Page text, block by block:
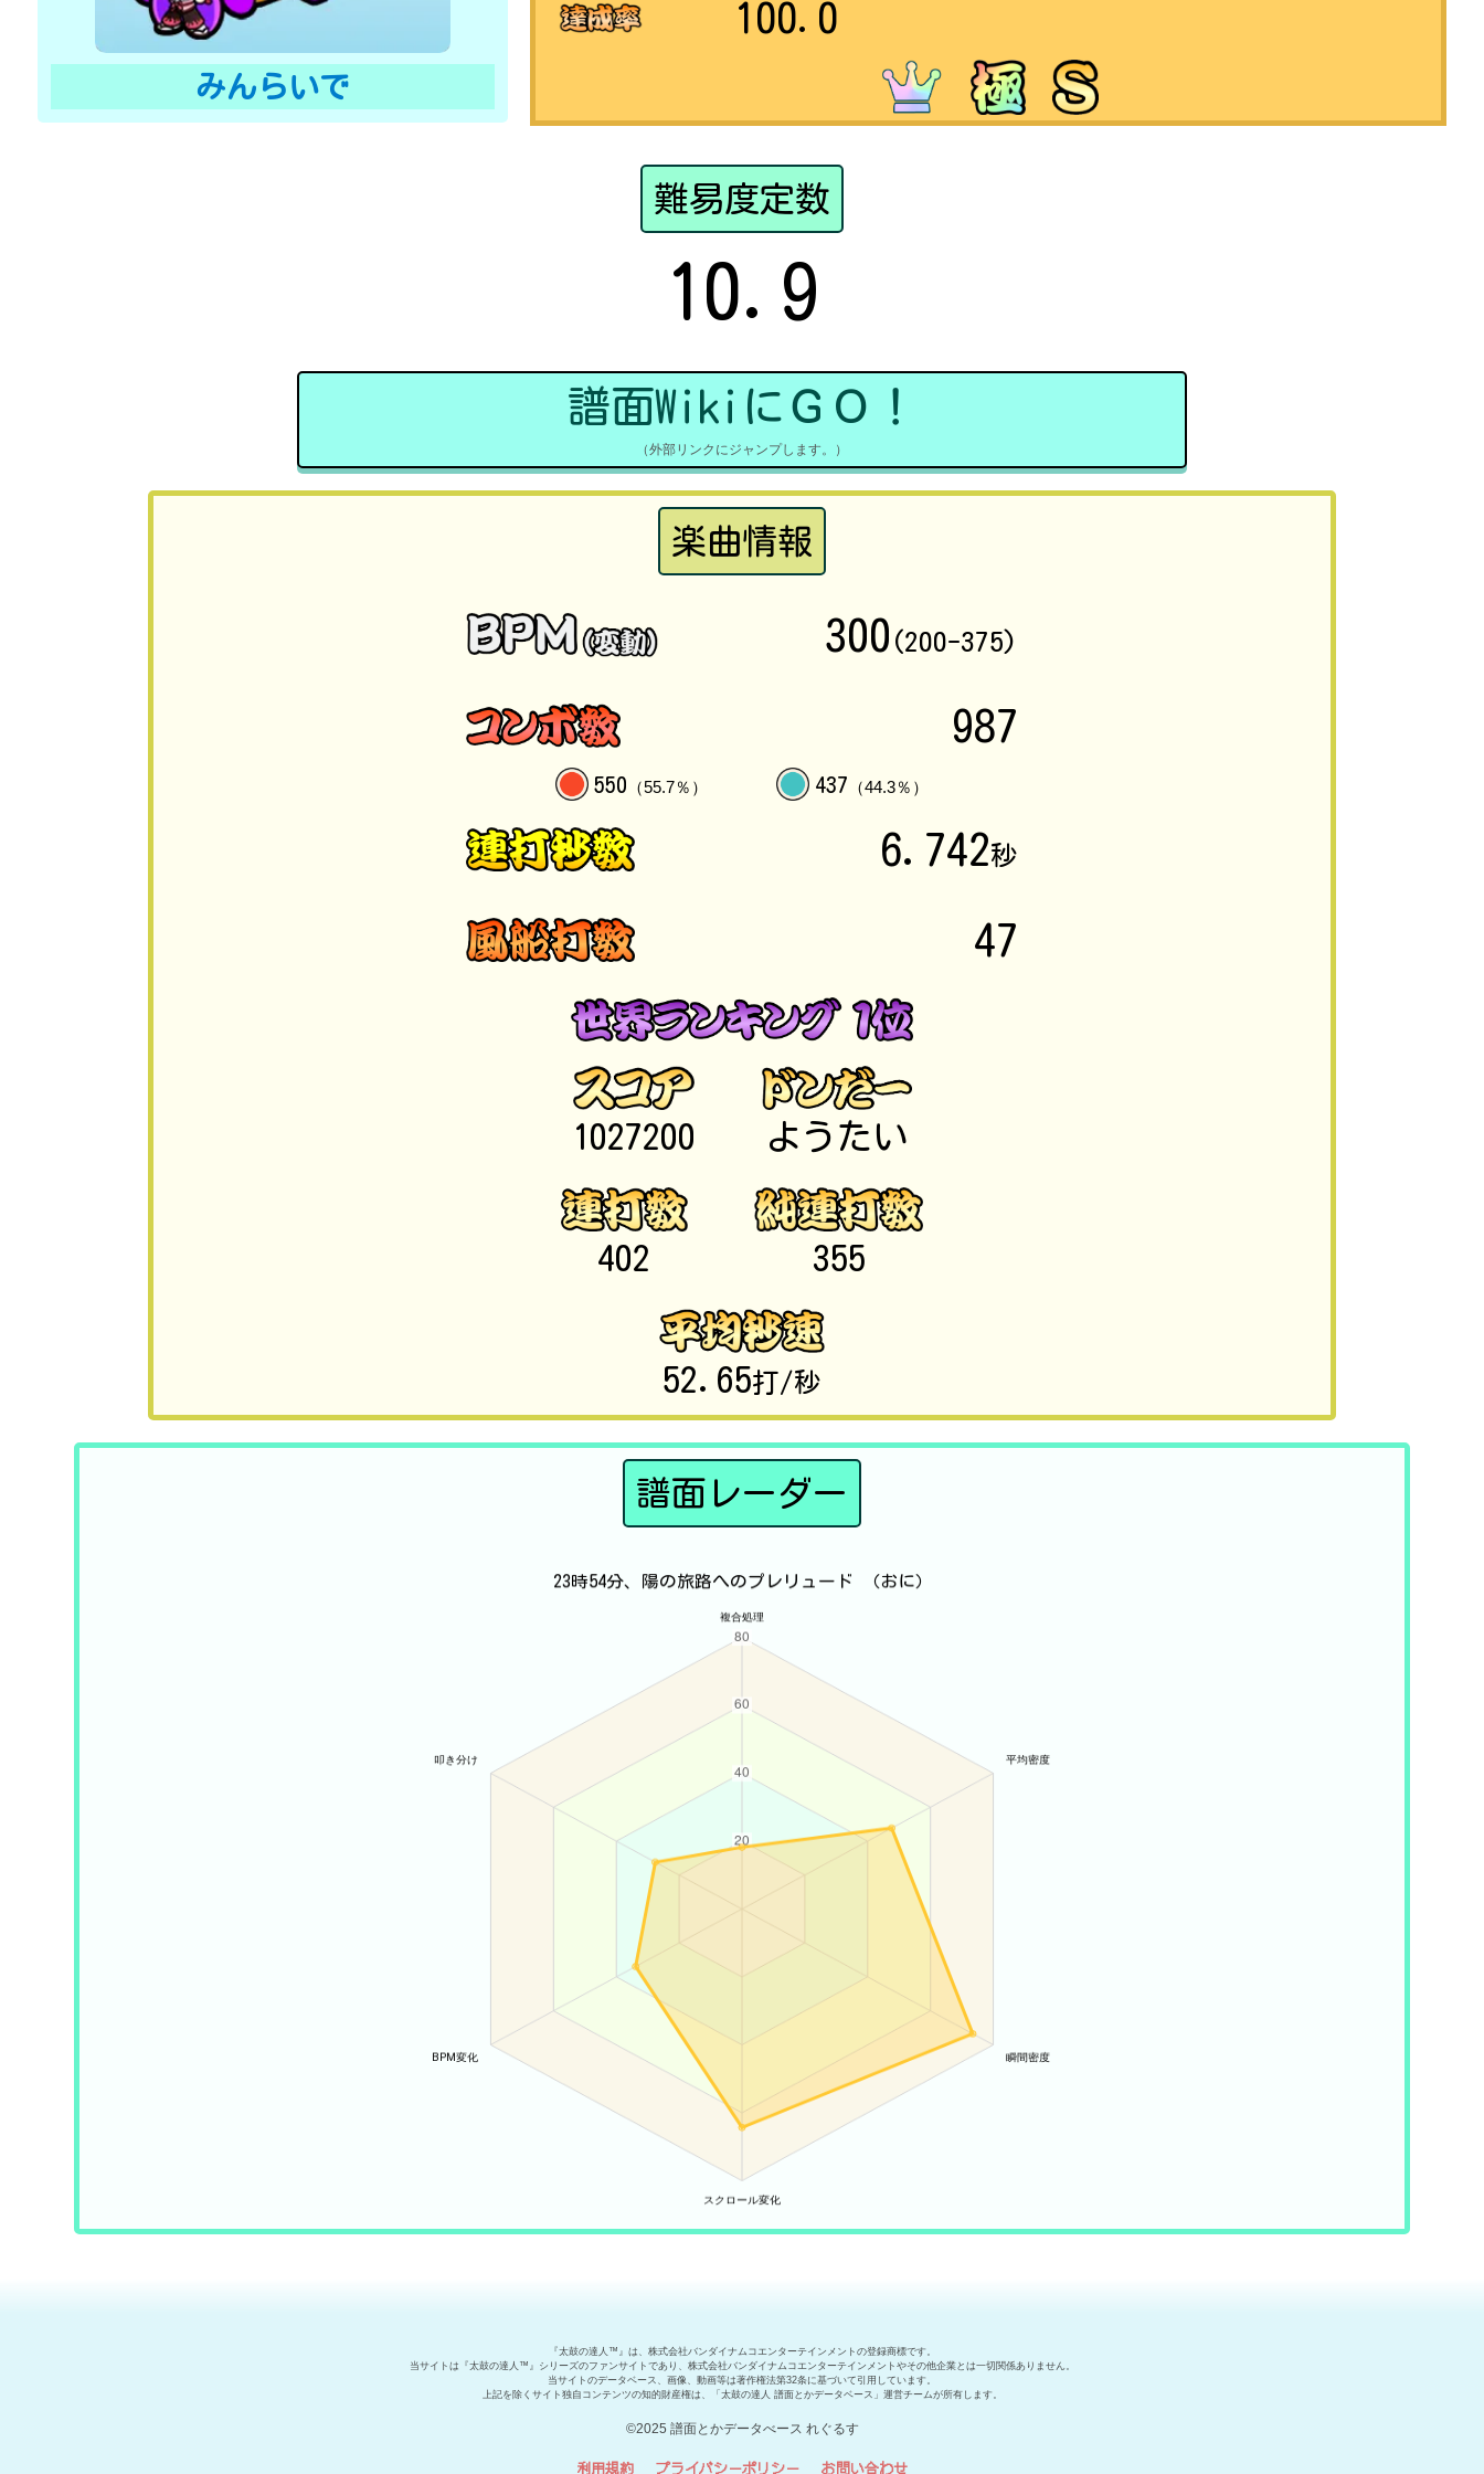
みんらいで
100.0
難易度定数
10.9
譜面WikiにＧＯ！
（外部リンクにジャンプします。）
楽曲情報
300 (200-375)
987
550 （55.7％） 437 （44.3％）
6.742秒
47
1027200 ようたい
402 355
52.65打/秒
譜面レーダー
『太鼓の達人™』は、株式会社バンダイナムコエンターテインメントの登録商標です。
当サイトは『太鼓の達人™』シリーズのファンサイトであり、株式会社バンダイナムコエンターテインメントやその他企業とは一切関係ありません。
当サイトのデータベース、画像、動画等は著作権法第32条に基づいて引用しています。
上記を除くサイト独自コンテンツの知的財産権は、「太鼓の達人 譜面とかデータベース」運営チームが所有します。
©2025 譜面とかデータべース れぐるす
利用規約 プライバシーポリシー お問い合わせ